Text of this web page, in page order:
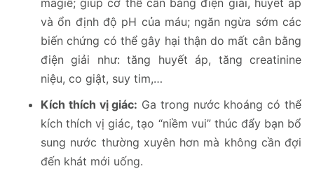
và ổn định độ pH của máu; ngăn ngừa sớm các
biến chứng có thể gây hại thận do mất cân bằng
điện giải như: tăng huyết áp, tăng creatinine
niệu, co giật, suy tim,…
Kích thích vị giác: Ga trong nước khoáng có thể
kích thích vị giác, tạo “niềm vui” thúc đẩy bạn bổ
sung nước thường xuyên hơn mà không cần đợi
đến khát mới uống.